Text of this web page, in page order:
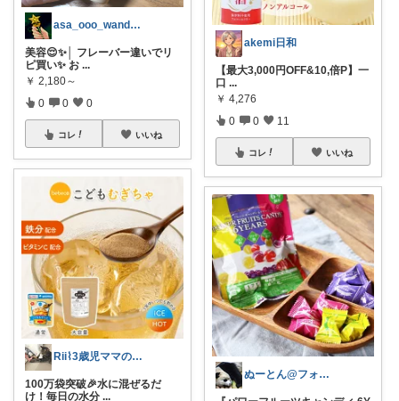
asa_ooo_wander│安心を買う
美容😌✨│ フレーバー違いでリ
ピ買い✨ お ...
￥ 2,180～
0 0 0
コレ いいね
Rii⌇3歳児ママの子育てroom🧸
100万袋突破🎉水に混ぜるだ
け！毎日の水分 ...
akemi日和
【最大3,000円OFF&10,倍P】一
口 ...
￥ 4,276
0 0 11
コレ いいね
ぬーとん@フォロバ100％